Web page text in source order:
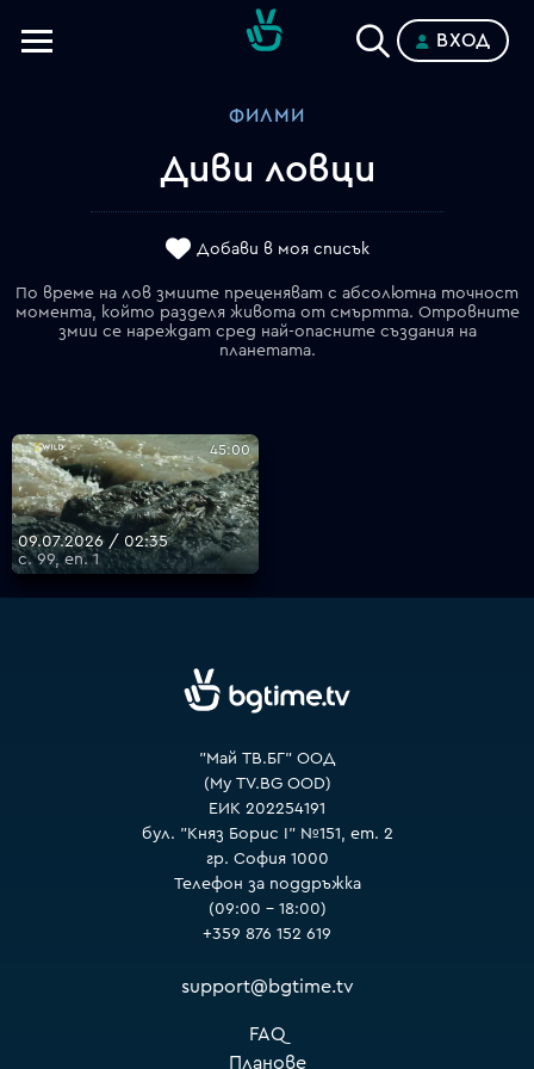
ВХОД
ФИЛМИ
Диви ловци
Добави в моя списък
По време на лов змиите преценяват с абсолютна точност
момента, който разделя живота от смъртта. Отровните
змии се нареждат сред най-опасните създания на
планетата.
45:00
09.07.2026 / 02:35
с. 99, еп. 1
"Май ТВ.БГ" ООД
(My TV.BG OOD)
ЕИК 202254191
бул. "Княз Борис I" №151, ет. 2
гр. София 1000
Телефон за поддръжка
(09:00 – 18:00)
+359 876 152 619
support@bgtime.tv
FAQ
Планове